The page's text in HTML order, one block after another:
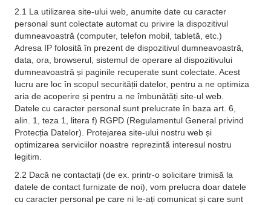
2.1 La utilizarea site-ului web, anumite date cu caracter
personal sunt colectate automat cu privire la dispozitivul
dumneavoastră (computer, telefon mobil, tabletă, etc.)
Adresa IP folosită în prezent de dispozitivul dumneavoastră,
data, ora, browserul, sistemul de operare al dispozitivului
dumneavoastră și paginile recuperate sunt colectate. Acest
lucru are loc în scopul securității datelor, pentru a ne optimiza
aria de acoperire și pentru a ne îmbunătăți site-ul web.
Datele cu caracter personal sunt prelucrate în baza art. 6,
alin. 1, teza 1, litera f) RGPD (Regulamentul General privind
Protecția Datelor). Protejarea site-ului nostru web și
optimizarea serviciilor noastre reprezintă interesul nostru
legitim.
2.2 Dacă ne contactați (de ex. printr-o solicitare trimisă la
datele de contact furnizate de noi), vom prelucra doar datele
cu caracter personal pe care ni le-ați comunicat și care sunt